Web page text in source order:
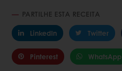
PARTILHE ESTA RECEITA
LinkedIn
Twitter
Pinterest WhatsApp